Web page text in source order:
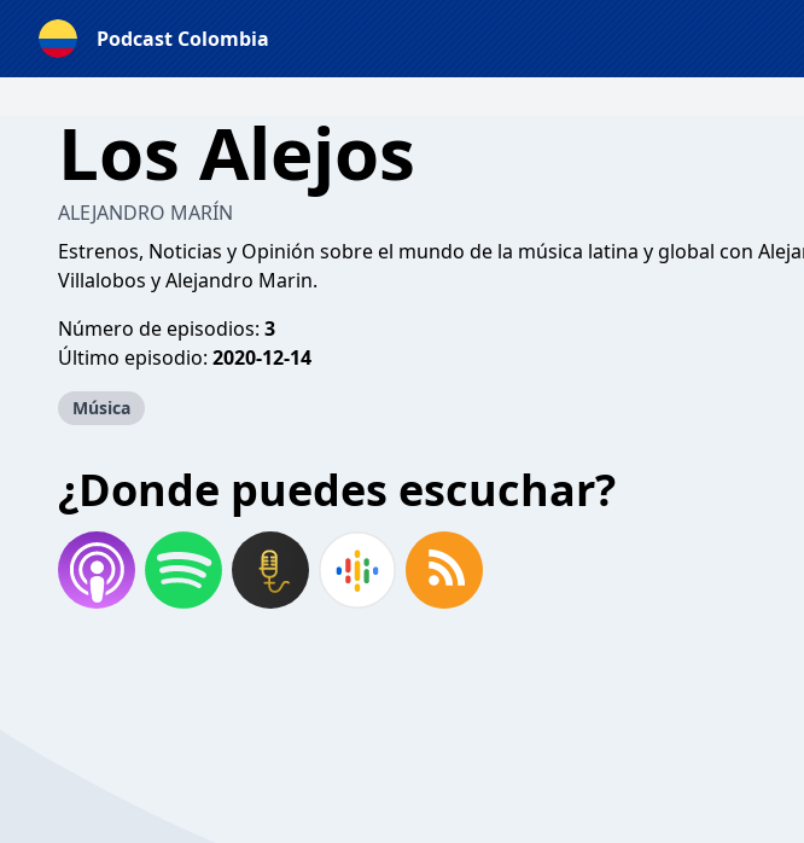
Podcast Colombia
Los Alejos
ALEJANDRO MARÍN
Estrenos, Noticias y Opinión sobre el mundo de la música latina y global con
Villalobos y Alejandro Marin.
Número de episodios: 3
Último episodio: 2020-12-14
Música
¿Donde puedes escuchar?